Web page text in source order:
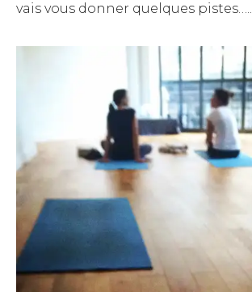
vais vous donner quelques pistes…..